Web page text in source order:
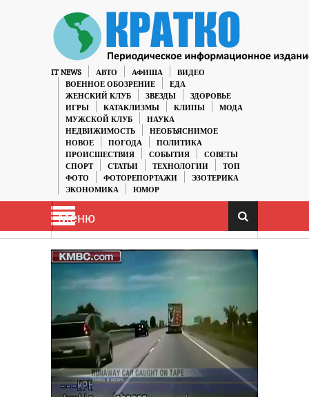
IT NEWS АВТО АФИША
ВИДЕО
ВОЕННОЕ ОБОЗРЕНИЕ
ЕДА
ЖЕНСКИЙ КЛУБ
ЗВЕЗДЫ
ЗДОРОВЬЕ
ИГРЫ
КАТАКЛИЗМЫ КЛИПЫ
МОДА
МУЖСКОЙ КЛУБ
НАУКА
НЕДВИЖИМОСТЬ
НЕОБЪЯСНИМОЕ
НОВОЕ
ПОГОДА
ПОЛИТИКА
ПРОИСШЕСТВИЯ
СОБЫТИЯ
СОВЕТЫ
СПОРТ
СТАТЬИ ТЕХНОЛОГИИ
ТОП
ФОТО
ФОТОРЕПОРТАЖИ
ЭЗОТЕРИКА
ЭКОНОМИКА
ЮМОР
Меню